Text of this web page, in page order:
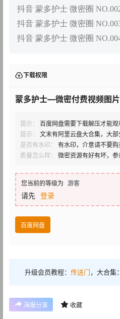
抖音 蒙多护士 微密圈
抖音 蒙多护士 微密圈
抖音 蒙多护士 微密圈
下载权限
蒙多护士—微密付费视频图片
提示：
百度网盘需要下载解压才能观
提示：
文末有阿里云盘大合集，大
是否有水印：
有水印，介意请不要购
质量怎么样：
微密资源有好有坏，
您当前的等级为 游客
请先 登录
百度网盘
升级会员教程： 传送门，大合集：
海报分享 收藏